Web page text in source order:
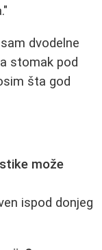
dvodelne
stomak pod
šta god
može
ispod donjeg